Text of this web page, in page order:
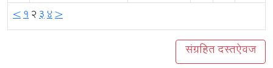
<1234>
संग्रहित दस्तऐवज